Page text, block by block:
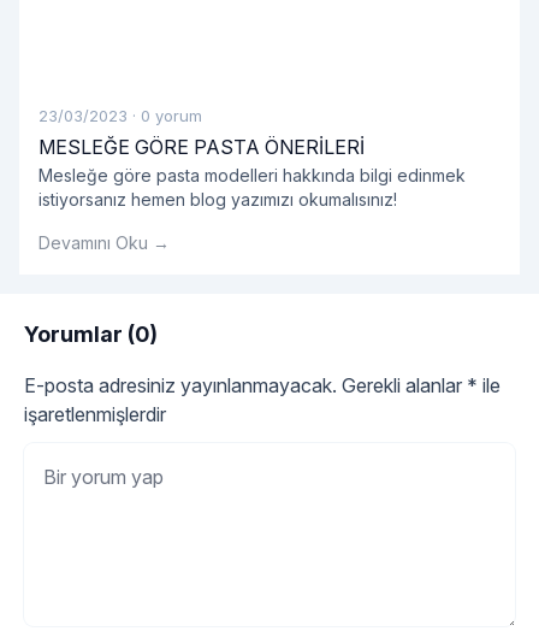
23/03/2023 · 0 yorum
MESLEĞE GÖRE PASTA ÖNERİLERİ
Mesleğe göre pasta modelleri hakkında bilgi edinmek
istiyorsanız hemen blog yazımızı okumalısınız!
Devamını Oku →
Yorumlar (0)
E-posta adresiniz yayınlanmayacak. Gerekli alanlar * ile
işaretlenmişlerdir